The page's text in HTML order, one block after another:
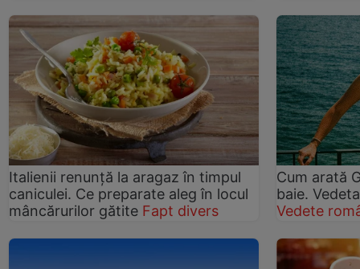
Italienii renunță la aragaz în timpul
caniculei. Ce preparate aleg în locul
mâncărurilor gătite Fapt divers
Cum arată
baie.
Vedete